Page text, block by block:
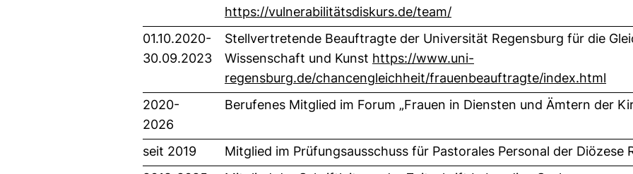
https://vulnerabilitätsdiskurs.de/team/(externer Link, öffnet neues
01.10.2020-
30.09.2023
Stellvertretende Beauftragte der Universität Regensburg für die
Wissenschaft und Kunst https://www.uni-
regensburg.de/chancengleichheit/frauenbeauftragte/index.html
2020-
2026
Berufenes Mitglied im Forum „Frauen in Diensten und Ämtern der
seit 2019
Mitglied im Prüfungsausschuss für Pastorales Personal der Diözese